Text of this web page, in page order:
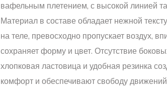
вафельным плетением, с высокой линией
Материал в составе обладает нежной
на теле, превосходно пропускает воздух,
сохраняет форму и цвет. Отсутствие
хлопковая ластовица и удобная резинка
комфорт и обеспечивают свободу